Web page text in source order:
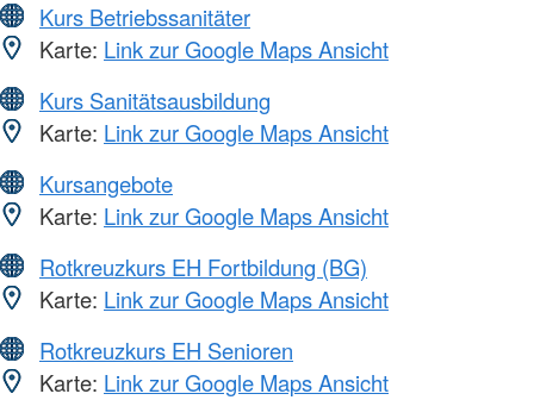
Kurs Betriebssanitäter
Karte: Link zur Google Maps Ansicht
Kurs Sanitätsausbildung
Karte: Link zur Google Maps Ansicht
Kursangebote
Karte: Link zur Google Maps Ansicht
Rotkreuzkurs EH Fortbildung (BG)
Karte: Link zur Google Maps Ansicht
Rotkreuzkurs EH Senioren
Karte: Link zur Google Maps Ansicht